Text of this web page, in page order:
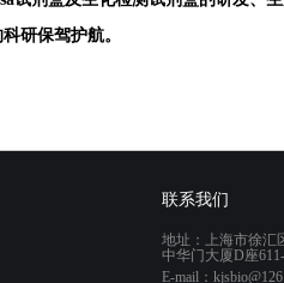
研保驾护航。
联系我们
地址：上海市徐汇
中华门大厦D座
E-mail：